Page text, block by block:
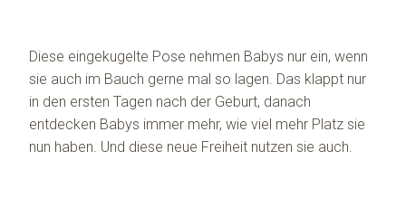
Diese eingekugelte Pose nehmen Babys nur ein, wenn
sie auch im Bauch gerne mal so lagen. Das klappt nur
in den ersten Tagen nach der Geburt, danach
entdecken Babys immer mehr, wie viel mehr Platz sie
nun haben. Und diese neue Freiheit nutzen sie auch.